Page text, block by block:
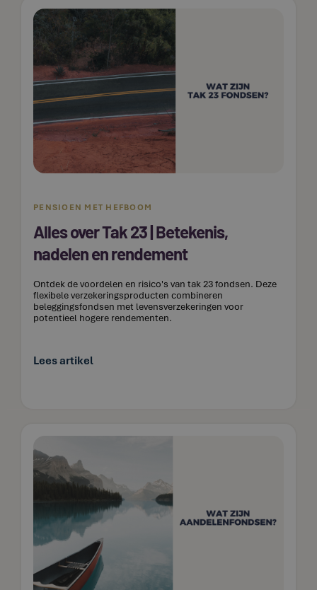
PENSIOEN MET HEFBOOM
Alles over Tak 23 | Betekenis,
nadelen en rendement
Ontdek de voordelen en risico's van tak 23 fondsen. Deze
flexibele verzekeringsproducten combineren
beleggingsfondsen met levensverzekeringen voor
potentieel hogere rendementen.
Lees artikel